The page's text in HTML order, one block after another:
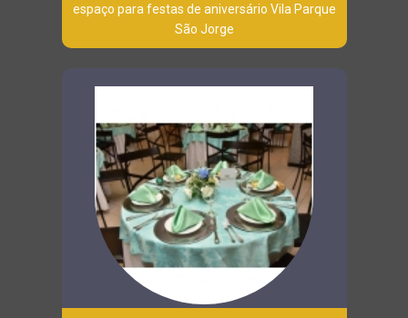
espaço para festas de aniversário Vila Parque
São Jorge